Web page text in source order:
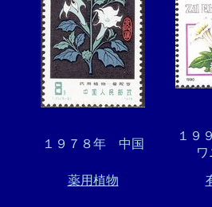
１９７８年 中国
１９
薬用植物